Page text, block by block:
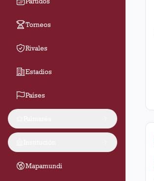
Torneos
Rivales
Estadios
Países
Mapamundi